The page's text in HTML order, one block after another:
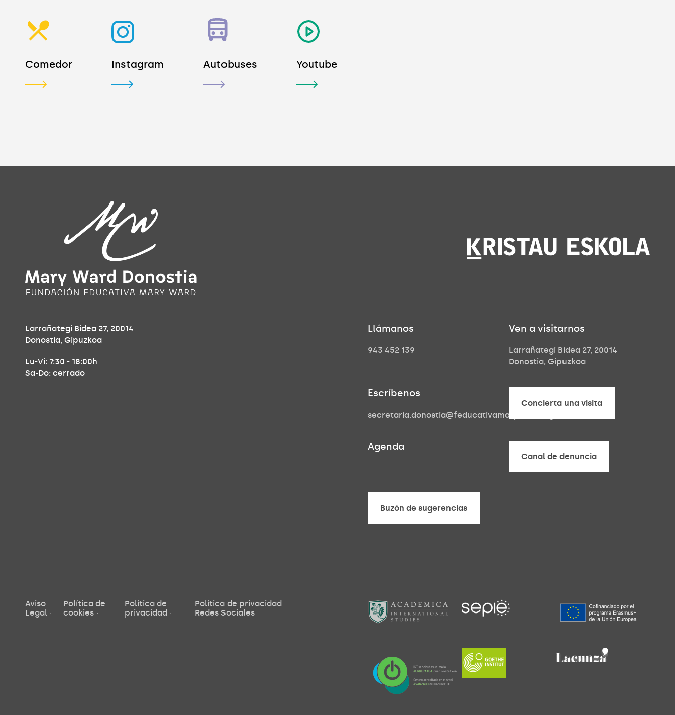
Comedor Instagram Autobuses Youtube
Larrañategi Bidea 27, 20014
Donostia, Gipuzkoa
Lu-Vi: 7:30 - 18:00h
Sa-Do: cerrado
Llámanos
943 452 139
Ven a visitarnos
Larrañategi Bidea 27, 20014
Donostia, Gipuzkoa
Escríbenos
secretaria.donostia@feducativamaryward.org
Concierta una visita
Agenda
Canal de denuncia
Buzón de sugerencias
Aviso
Legal
Política de
cookies
Política de
privacidad
Política de privacidad
Redes Sociales